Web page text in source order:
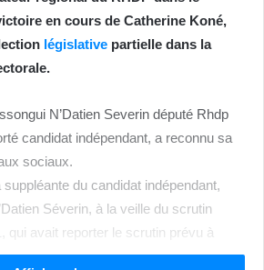
en cours de Catherine Koné,
législative partielle dans la
N’Datien Severin député Rhdp
candidat indépendant, a reconnu sa
sociaux.
suppléante du candidat indépendant,
Séverin, à la veille du scrutin
qui avait reporter le scrutin prévu à